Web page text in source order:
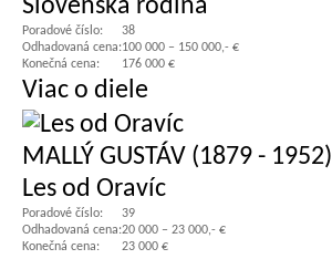
Slovenská rodina
Poradové číslo:
38
Odhadovaná cena:100 000 – 150 000,- €
Konečná cena:
176 000 €
Viac o diele
MALLÝ GUSTÁV (1879 - 1952)
Les od Oravíc
Poradové číslo:
39
Odhadovaná cena:20 000 – 23 000,- €
Konečná cena:
23 000 €